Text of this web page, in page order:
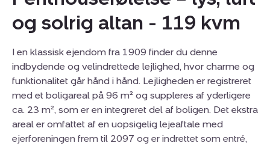
og solrig altan - 119 kvm
I en klassisk ejendom fra 1909 finder du denne
indbydende og velindrettede lejlighed, hvor charme og
funktionalitet går hånd i hånd. Lejligheden er registreret
med et boligareal på 96 m² og suppleres af yderligere
ca. 23 m², som er en integreret del af boligen. Det ekstra
areal er omfattet af en uopsigelig lejeaftale med
ejerforeningen frem til 2097 og er indrettet som entré,